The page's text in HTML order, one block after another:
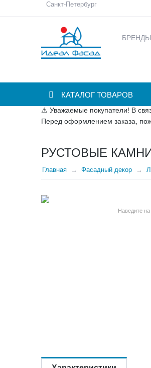
Санкт-Петербург
БРЕНДЫ
КАТАЛОГ ТОВАРОВ
⚠ Уважаемые покупатели! В
Перед оформлением заказа,
РУСТОВЫЕ КАМНИ
Главная Фасадный декор
Наведите на